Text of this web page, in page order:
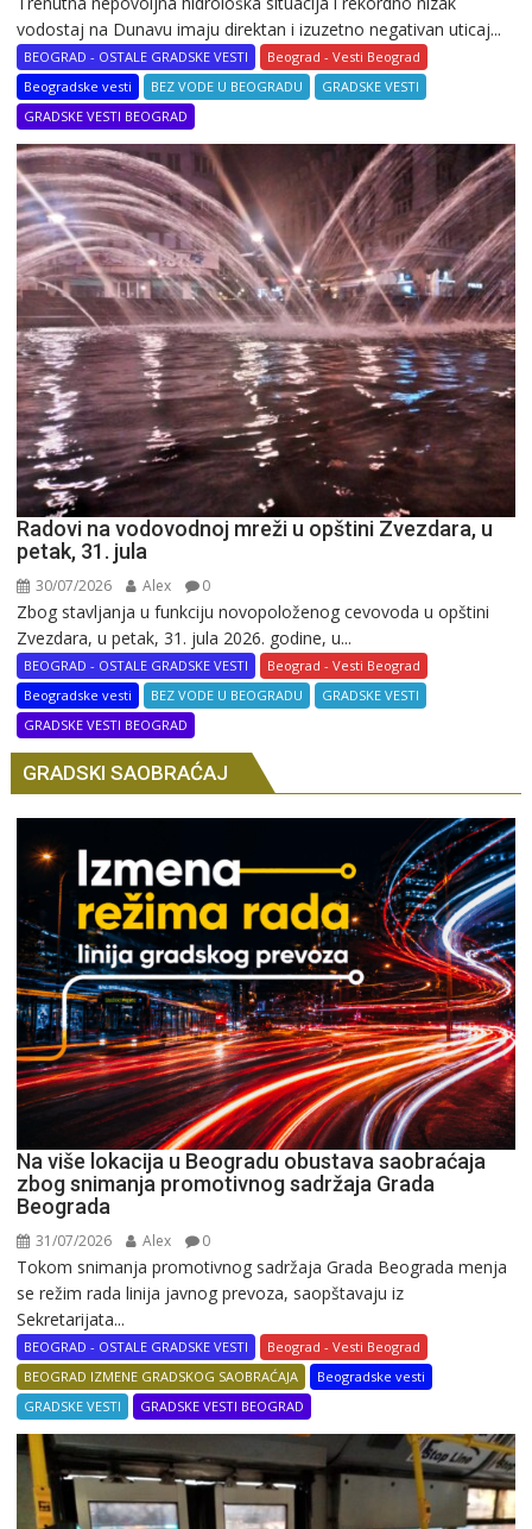
vodostaj na Dunavu imaju direktan i izuzetno negativan uticaj...
BEOGRAD - OSTALE GRADSKE VESTI
Beograd - Vesti Beograd
Beogradske vesti
BEZ VODE U BEOGRADU
GRADSKE VESTI
GRADSKE VESTI BEOGRAD
Radovi na vodovodnoj mreži u opštini Zvezdara, u
petak, 31. jula
30/07/2026 Alex 0
Zbog stavljanja u funkciju novopoloženog cevovoda u opštini
Zvezdara, u petak, 31. jula 2026. godine, u...
BEOGRAD - OSTALE GRADSKE VESTI
Beograd - Vesti Beograd
Beogradske vesti
BEZ VODE U BEOGRADU
GRADSKE VESTI
GRADSKE VESTI BEOGRAD
GRADSKI SAOBRAĆAJ
Na više lokacija u Beogradu obustava saobraćaja
zbog snimanja promotivnog sadržaja Grada
Beograda
31/07/2026 Alex 0
Tokom snimanja promotivnog sadržaja Grada Beograda menja
se režim rada linija javnog prevoza, saopštavaju iz
Sekretarijata...
BEOGRAD - OSTALE GRADSKE VESTI
Beograd - Vesti Beograd
BEOGRAD IZMENE GRADSKOG SAOBRAĆAJA
Beogradske vesti
GRADSKE VESTI
GRADSKE VESTI BEOGRAD